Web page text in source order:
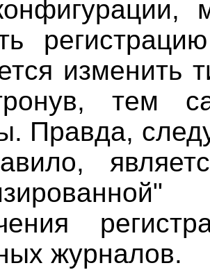
изменить
тем
Правда,
журналов.